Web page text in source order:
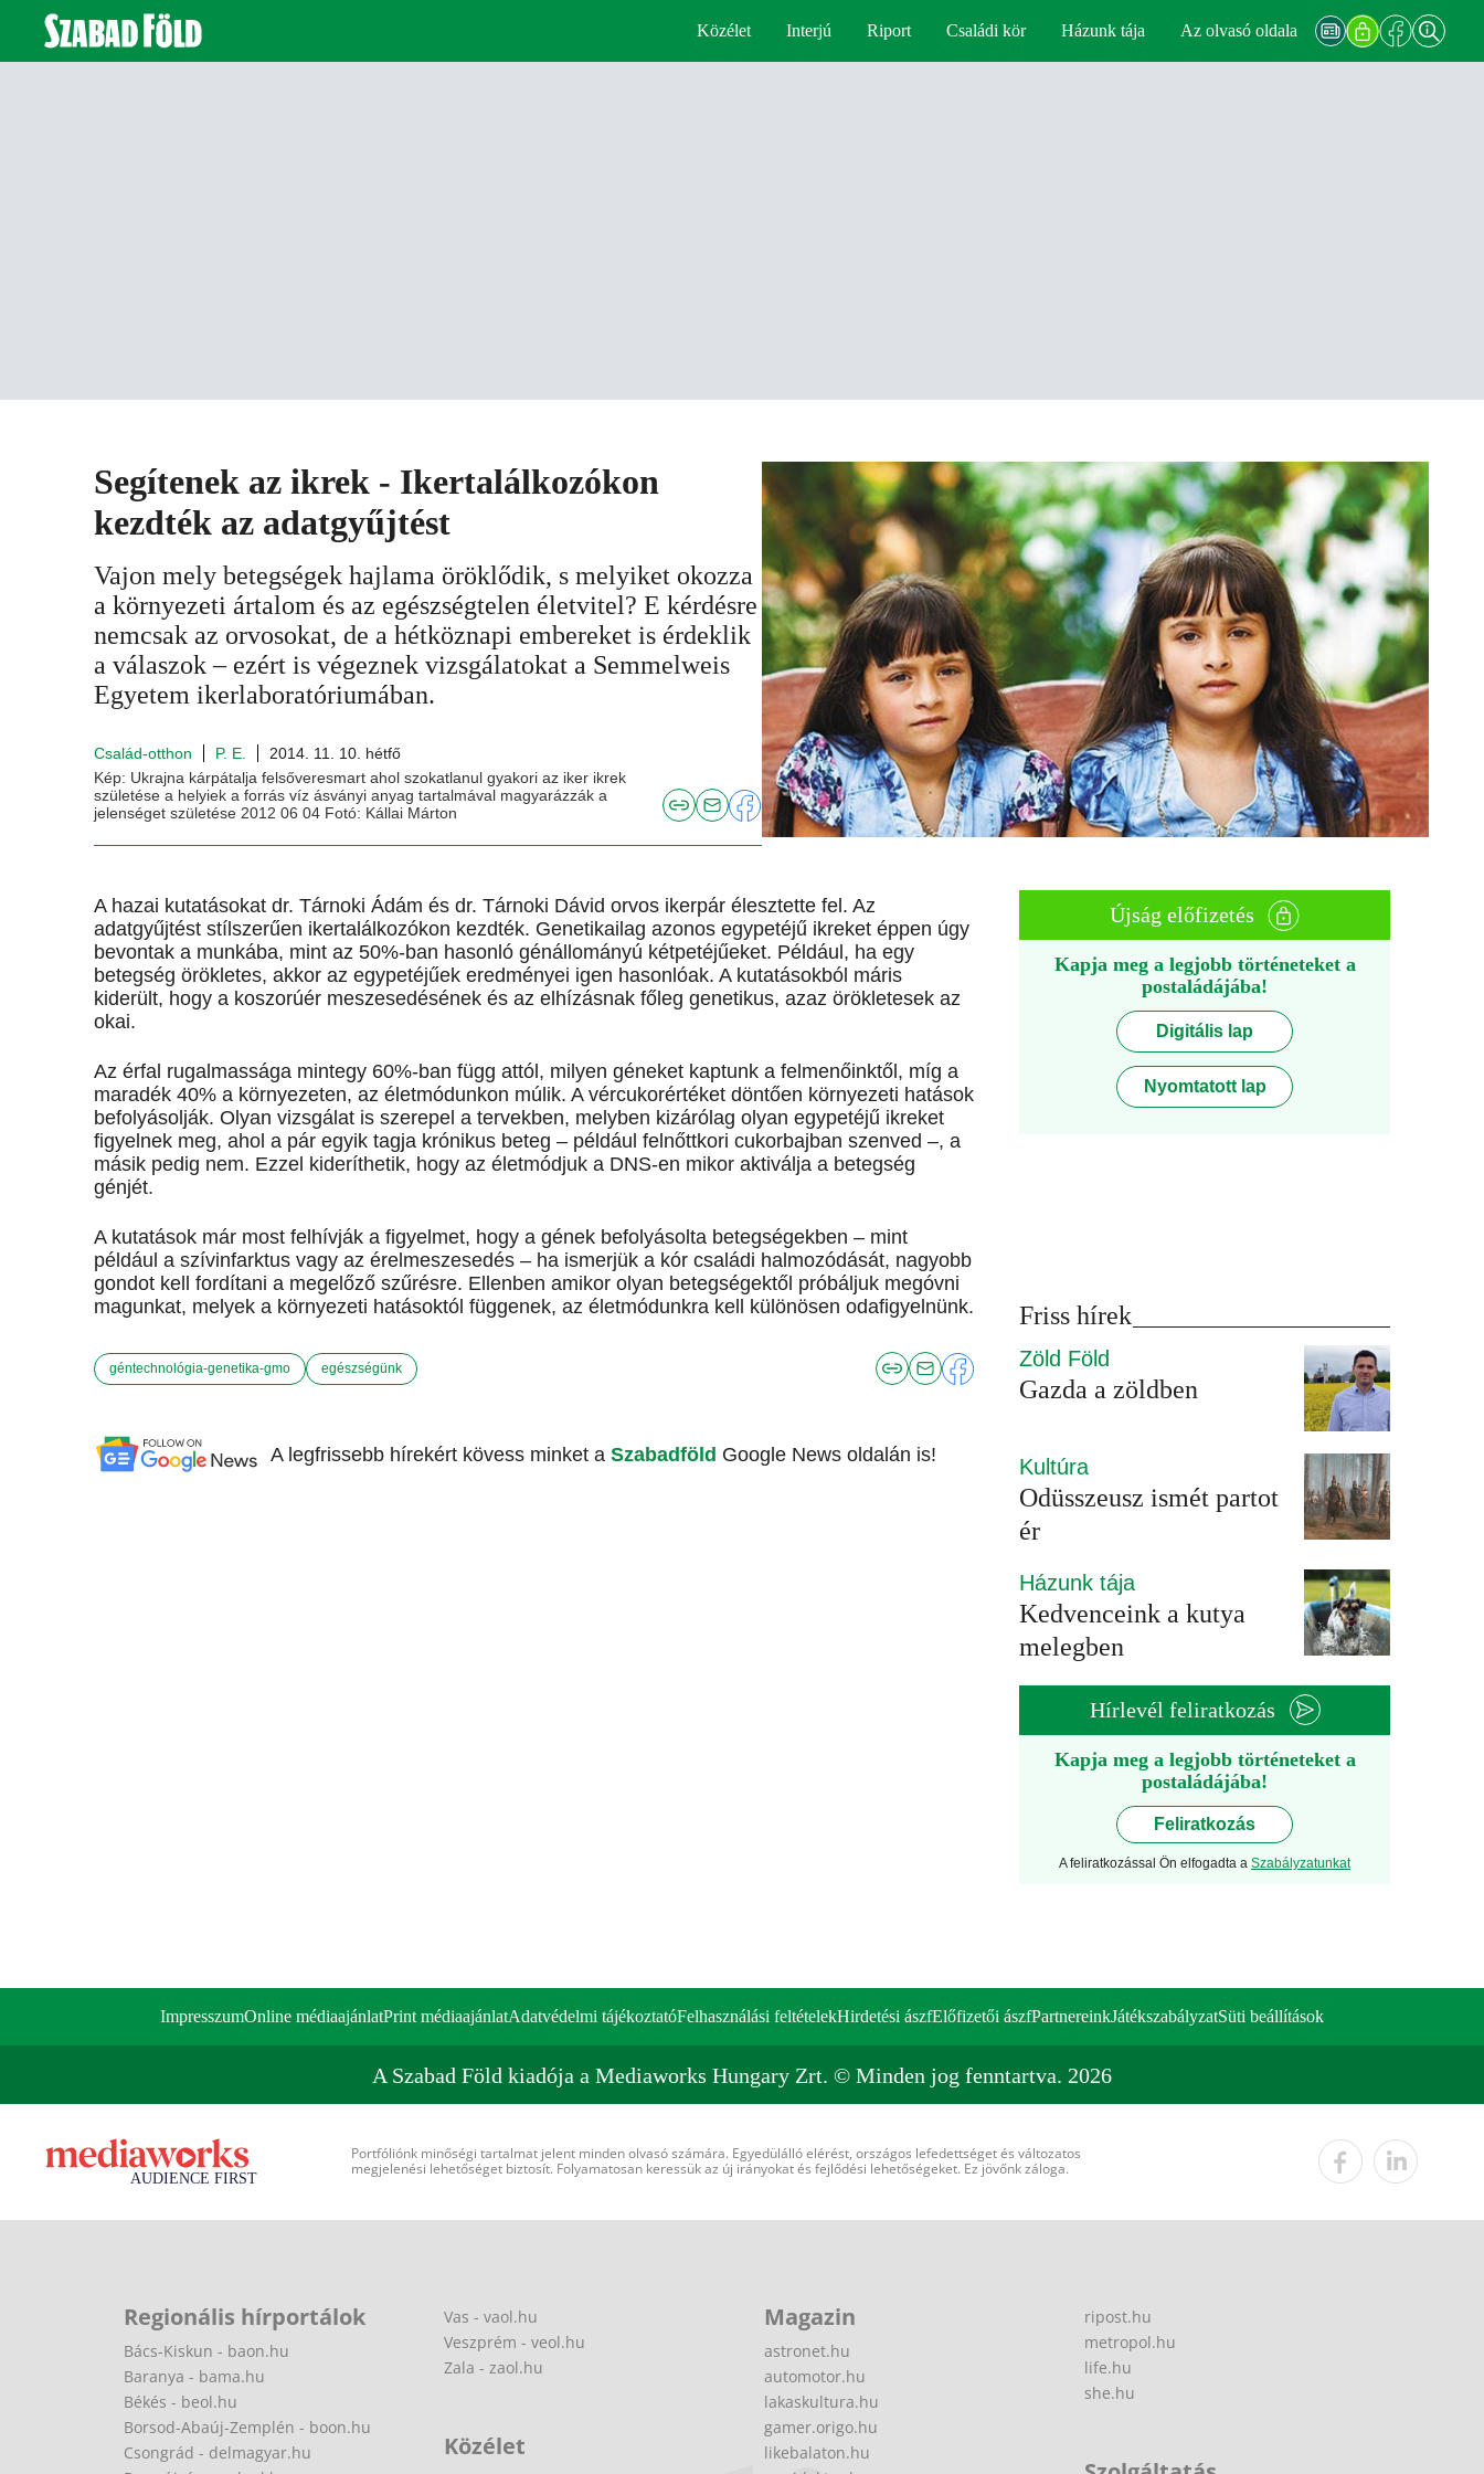
Közélet Interjú Riport Családi kör Házunk tája Az olvasó oldala
Segítenek az ikrek - Ikertalálkozókon
kezdték az adatgyűjtést
Vajon mely betegségek hajlama öröklődik, s melyiket okozza
a környezeti ártalom és az egészségtelen életvitel? E kérdésre
nemcsak az orvosokat, de a hétköznapi embereket is érdeklik
a válaszok – ezért is végeznek vizsgálatokat a Semmelweis
Egyetem ikerlaboratóriumában.
Család-otthon P. E.
2014. 11. 10. hétfő
Kép: Ukrajna kárpátalja felsőveresmart ahol szokatlanul gyakori az iker ikrek
születése a helyiek a forrás víz ásványi anyag tartalmával magyarázzák a
jelenséget születése 2012 06 04 Fotó: Kállai Márton
A hazai kutatásokat dr. Tárnoki Ádám és dr. Tárnoki Dávid orvos ikerpár élesztette fel. Az
adatgyűjtést stílszerűen ikertalálkozókon kezdték. Genetikailag azonos egypetéjű ikreket éppen úgy
bevontak a munkába, mint az 50%-ban hasonló génállományú kétpetéjűeket. Például, ha egy
betegség örökletes, akkor az egypetéjűek eredményei igen hasonlóak. A kutatásokból máris
kiderült, hogy a koszorúér meszesedésének és az elhízásnak főleg genetikus, azaz örökletesek az
okai.
Az érfal rugalmassága mintegy 60%-ban függ attól, milyen géneket kaptunk a felmenőinktől, míg a
maradék 40% a környezeten, az életmódunkon múlik. A vércukorértéket döntően környezeti hatások
befolyásolják. Olyan vizsgálat is szerepel a tervekben, melyben kizárólag olyan egypetéjű ikreket
figyelnek meg, ahol a pár egyik tagja krónikus beteg – például felnőttkori cukorbajban szenved –, a
másik pedig nem. Ezzel kideríthetik, hogy az életmódjuk a DNS-en mikor aktiválja a betegség
génjét.
A kutatások már most felhívják a figyelmet, hogy a gének befolyásolta betegségekben – mint
például a szívinfarktus vagy az érelmeszesedés – ha ismerjük a kór családi halmozódását, nagyobb
gondot kell fordítani a megelőző szűrésre. Ellenben amikor olyan betegségektől próbáljuk megóvni
magunkat, melyek a környezeti hatásoktól függenek, az életmódunkra kell különösen odafigyelnünk.
géntechnológia-genetika-gmo egészségünk
A legfrissebb hírekért kövess minket a Szabadföld Google News oldalán is!
Újság előfizetés
Kapja meg a legjobb történeteket a
postaládájába!
Digitális lap
Nyomtatott lap
Friss hírek
Zöld Föld
Gazda a zöldben
Kultúra
Odüsszeusz ismét partot
ér
Házunk tája
Kedvenceink a kutya
melegben
Hírlevél feliratkozás
Kapja meg a legjobb történeteket a
postaládájába!
Feliratkozás
A feliratkozással Ön elfogadta a Szabályzatunkat
ImpresszumOnline médiaajánlatPrint médiaajánlatAdatvédelmi tájékoztatóFelhasználási feltételekHirdetési ászfElőfizetői ászfPartnereinkJátékszabályzatSüti beállítások
A Szabad Föld kiadója a Mediaworks Hungary Zrt. © Minden jog fenntartva. 2026
Portfóliónk minőségi tartalmat jelent minden olvasó számára. Egyedülálló elérést, országos lefedettséget és változatos
megjelenési lehetőséget biztosít. Folyamatosan keressük az új irányokat és fejlődési lehetőségeket. Ez jövőnk záloga.
Regionális hírportálok
Bács-Kiskun - baon.hu
Baranya - bama.hu
Békés - beol.hu
Borsod-Abaúj-Zemplén - boon.hu
Csongrád - delmagyar.hu
Vas - vaol.hu
Veszprém - veol.hu
Zala - zaol.hu
Közélet
Magazin
astronet.hu
automotor.hu
lakaskultura.hu
gamer.origo.hu
likebalaton.hu
ripost.hu
metropol.hu
life.hu
she.hu